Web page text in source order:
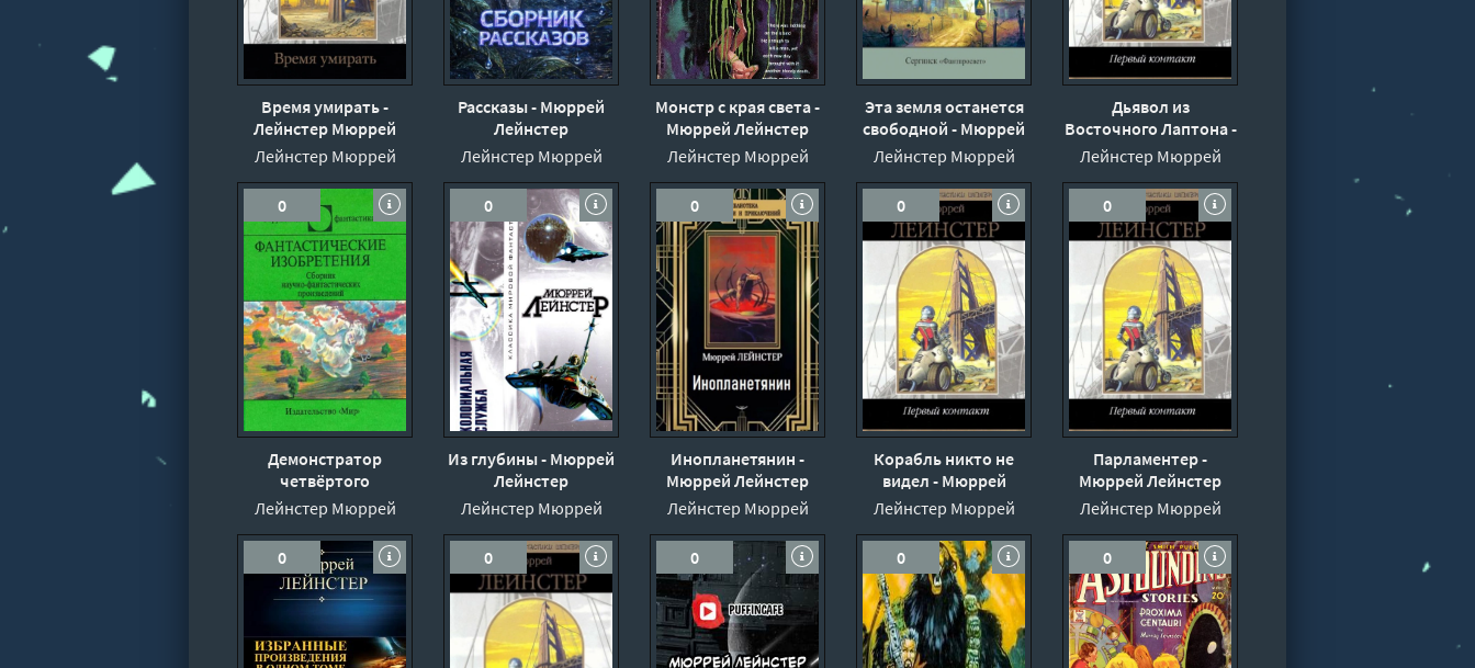
Время умирать -
Лейнстер Мюррей
Лейнстер Мюррей
Рассказы - Мюррей
Лейнстер
Лейнстер Мюррей
Монстр с края света -
Мюррей Лейнстер
Лейнстер Мюррей
Эта земля останется
свободной - Мюррей
Лейнстер
Лейнстер Мюррей
Дьявол из
Восточного Лаптона -
Мюррей Лейнстер
Лейнстер Мюррей
0
Демонстратор
четвёртого
измерения - Мюррей
Лейнстер
Лейнстер Мюррей
0
Из глубины - Мюррей
Лейнстер
Лейнстер Мюррей
0
Инопланетянин -
Мюррей Лейнстер
Лейнстер Мюррей
0
Корабль никто не
видел - Мюррей
Лейнстер
Лейнстер Мюррей
0
Парламентер -
Мюррей Лейнстер
Лейнстер Мюррей
0 0 0 0 0